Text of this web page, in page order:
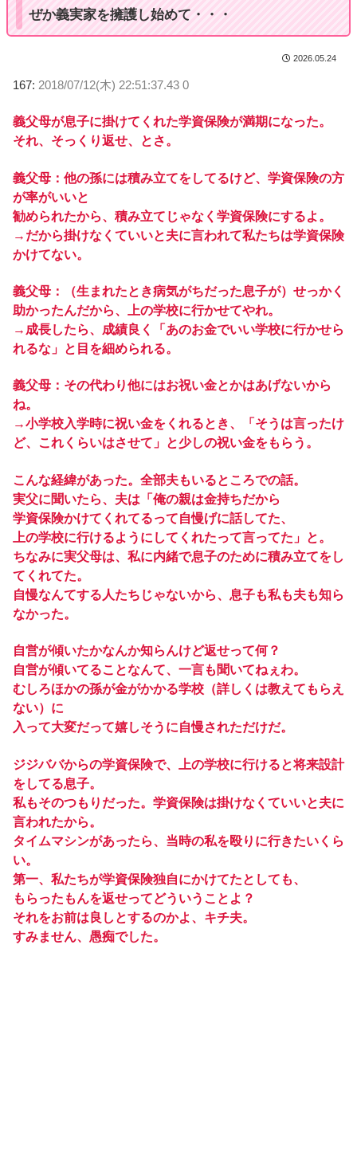
ぜか義実家を擁護し始めて・・・
2026.05.24
167: 2018/07/12(木) 22:51:37.43 0
義父母が息子に掛けてくれた学資保険が満期になった。
それ、そっくり返せ、とさ。
義父母：他の孫には積み立てをしてるけど、学資保険の方
が率がいいと
勧められたから、積み立てじゃなく学資保険にするよ。
→だから掛けなくていいと夫に言われて私たちは学資保険
かけてない。
義父母：（生まれたとき病気がちだった息子が）せっかく
助かったんだから、上の学校に行かせてやれ。
→成長したら、成績良く「あのお金でいい学校に行かせら
れるな」と目を細められる。
義父母：その代わり他にはお祝い金とかはあげないから
ね。
→小学校入学時に祝い金をくれるとき、「そうは言ったけ
ど、これくらいはさせて」と少しの祝い金をもらう。
こんな経緯があった。全部夫もいるところでの話。
実父に聞いたら、夫は「俺の親は金持ちだから
学資保険かけてくれてるって自慢げに話してた、
上の学校に行けるようにしてくれたって言ってた」と。
ちなみに実父母は、私に内緒で息子のために積み立てをし
てくれてた。
自慢なんてする人たちじゃないから、息子も私も夫も知ら
なかった。
自営が傾いたかなんか知らんけど返せって何？
自営が傾いてることなんて、一言も聞いてねぇわ。
むしろほかの孫が金がかかる学校（詳しくは教えてもらえ
ない）に
入って大変だって嬉しそうに自慢されただけだ。
ジジババからの学資保険で、上の学校に行けると将来設計
をしてる息子。
私もそのつもりだった。学資保険は掛けなくていいと夫に
言われたから。
タイムマシンがあったら、当時の私を殴りに行きたいくら
い。
第一、私たちが学資保険独自にかけてたとしても、
もらったもんを返せってどういうことよ？
それをお前は良しとするのかよ、キチ夫。
すみません、愚痴でした。